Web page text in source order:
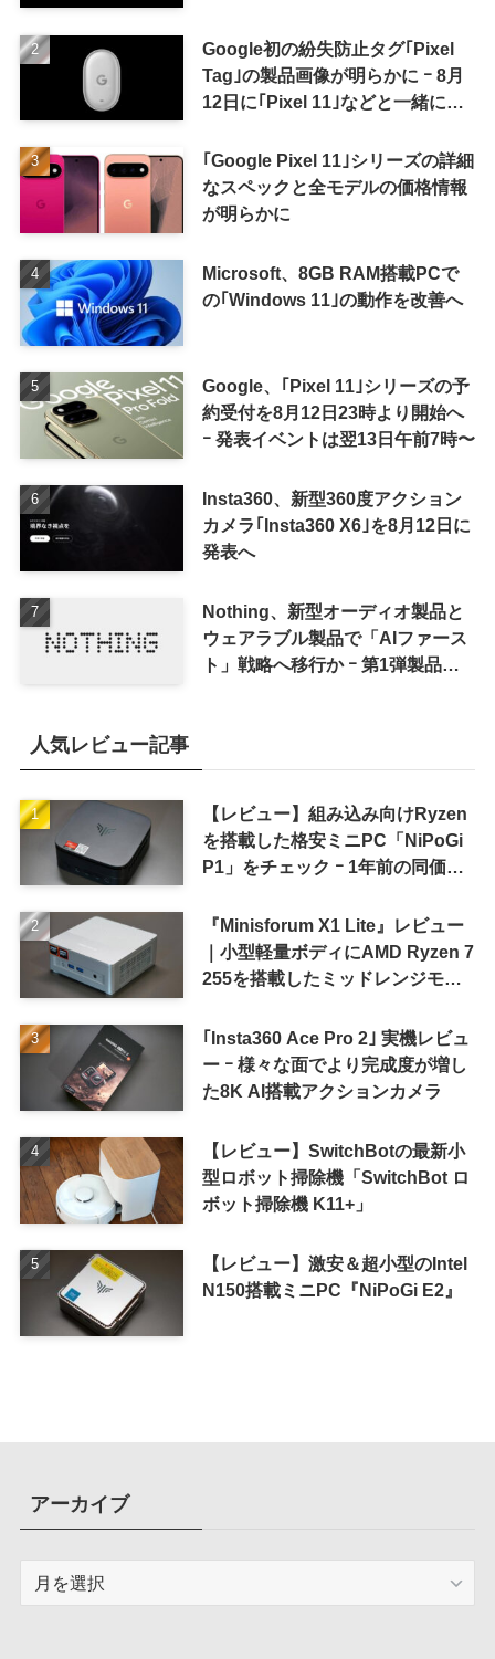
Google初の紛失防止タグ｢Pixel
Tag｣の製品画像が明らかに ｰ 8月
12日に｢Pixel 11｣などと一緒に発
｢Google Pixel 11｣シリーズの詳細
なスペックと全モデルの価格情報
が明らかに
Microsoft、8GB RAM搭載PCで
の｢Windows 11｣の動作を改善へ
Google、｢Pixel 11｣シリーズの予
約受付を8月12日23時より開始へ
ｰ 発表イベントは翌13日午前7時〜
Insta360、新型360度アクション
カメラ｢Insta360 X6｣を8月12日に
発表へ
Nothing、新型オーディオ製品と
ウェアラブル製品で「AIファース
ト」戦略へ移行か ｰ 第1弾製品は
人気レビュー記事
【レビュー】組み込み向けRyzen
を搭載した格安ミニPC「NiPoGi
P1」をチェック ｰ 1年前の同価格
『Minisforum X1 Lite』レビュー
｜小型軽量ボディにAMD Ryzen 7
255を搭載したミッドレンジモデ
｢Insta360 Ace Pro 2｣ 実機レビュ
ー ｰ 様々な面でより完成度が増し
た8K AI搭載アクションカメラ
【レビュー】SwitchBotの最新小
型ロボット掃除機「SwitchBot ロ
ボット掃除機 K11+」
【レビュー】激安＆超小型のIntel
N150搭載ミニPC『NiPoGi E2』
アーカイブ